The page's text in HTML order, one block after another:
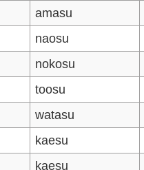
amasu
naosu
nokosu
toosu
watasu
kaesu
kaesu